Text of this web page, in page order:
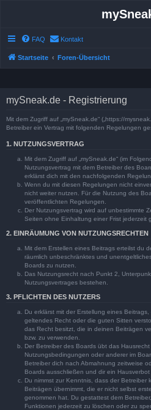
FAQ Kontakt
Startseite Foren-Übersicht
mySneak.de - Registrierung
Mit dem Zugriff auf „mySneak.de“ („https://
Betreiber ein Vertrag mit folgenden Regelungen
1. NUTZUNGSVERTRAG
Mit dem Zugriff auf „mySneak.de“ (im
Nutzungsvertrag mit dem Betreiber des
erklärst dich mit den nachfolgenden
Wenn du mit diesen Regelungen nicht
nicht weiter nutzen. Für die Nutzung des
veröffentlichten Regelungen.
Der Nutzungsvertrag wird auf unbestimmte
Seiten ohne Einhaltung einer Frist jederzeit
2. EINRÄUMUNG VON NUTZUNGSRECHTEN
Mit dem Erstellen eines Beitrags erteilst du
räumlich unbeschränktes und
Boards zu nutzen.
Das Nutzungsrecht nach Punkt 2,
Nutzungsvertrages bestehen.
3. PFLICHTEN DES NUTZERS
Du erklärst mit der Erstellung eines
geltendes Recht oder die guten Sitten
das Recht besitzt, die in deinen Beiträgen
bzw. zu verwenden.
Der Betreiber des Boards übt das
Nutzungsbedingungen oder anderer im
Betreiber dich nach Abmahnung zeitweise
Boards ausschließen und dir ein Hausverbot
Du nimmst zur Kenntnis, dass der Betreiber
Beiträgen übernimmt, die er nicht selbst
genommen hat. Du gestattest dem
Funktionen jederzeit zu löschen oder zu